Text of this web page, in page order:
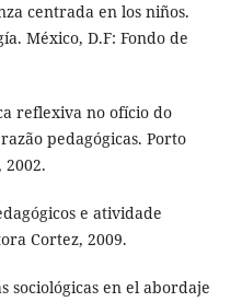
centrada en los niños.
México, D.F: Fondo de
reflexiva no ofício do
pedagógicas. Porto
e atividade
Cortez, 2009.
sociológicas en el abordaje